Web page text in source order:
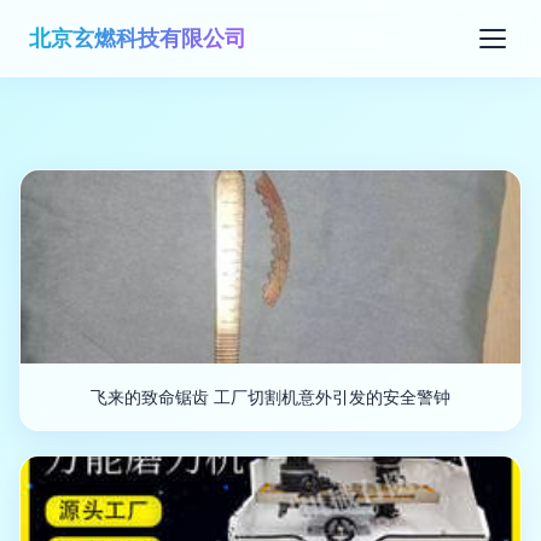
北京玄燃科技有限公司
飞来的致命锯齿 工厂切割机意外引发的安全警钟